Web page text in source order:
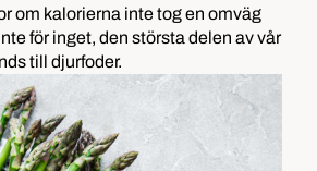
om kalorierna inte tog en omväg
för inget, den största delen av vår
till djurfoder.